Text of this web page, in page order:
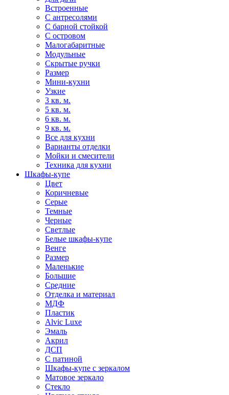
Встроенные
С антресолями
С барной стойкой
С островом
Малогабаритные
Модульные
Скрытые ручки
Размер
Мини-кухни
Узкие
3 кв. м.
5 кв. м.
6 кв. м.
9 кв. м.
Все для кухни
Варианты отделки
Мойки и смесители
Техника для кухни
Шкафы-купе
Цвет
Коричневые
Серые
Темные
Черные
Светлые
Белые шкафы-купе
Венге
Размер
Маленькие
Большие
Средние
Отделка и материал
МДФ
Пластик
Alvic Luxe
Эмаль
Акрил
ДСП
С патиной
Шкафы-купе с зеркалом
Матовое зеркало
Стекло